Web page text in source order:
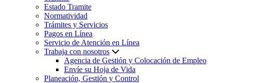
Estado Tramite
Normatividad
Trámites y Servicios
Pagos en Línea
Servicio de Atención en Línea
Trabaja con nosotros
Agencia de Gestión y Colocación de Empleo
Envíe su Hoja de Vida
Planeación, Gestión y Control